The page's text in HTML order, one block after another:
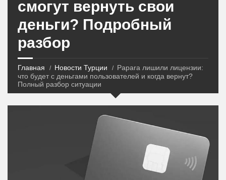
смогут вернуть свои
деньги? Подробный
разбор
Главная Новости Турции
Papara лишили лицензии:
что будет с деньгами пользователей и когда вернут?
Полный разбор ситуации